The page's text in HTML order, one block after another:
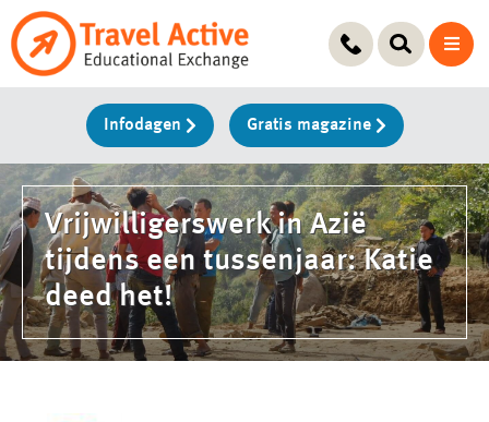
Ga
naar
Infodagen Gratis magazine
Vrijwilligerswerk in Azië
tijdens een tussenjaar: Katie
deed het!